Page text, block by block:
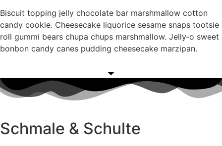
Bis­cuit top­ping jel­ly cho­co­la­te bar marsh­mal­low cot­ton
can­dy coo­kie. Cheeseca­ke liquo­ri­ce sesa­me snaps toot­sie
roll gum­mi bears chu­pa chups marsh­mal­low. Jelly‑o sweet
bon­bon can­dy canes pud­ding cheeseca­ke mar­zi­pan.
Schmale & Schulte